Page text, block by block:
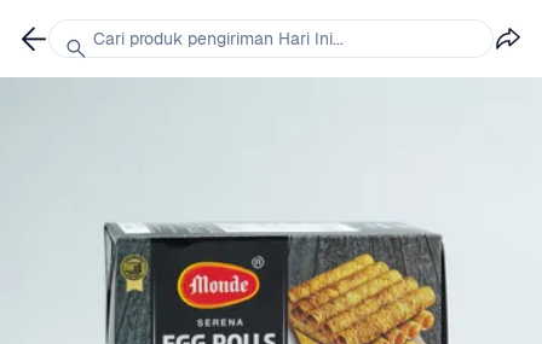
Cari produk pengiriman Hari Ini...